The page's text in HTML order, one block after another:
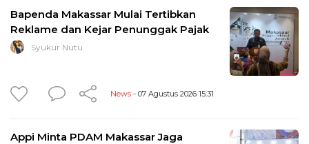
Bapenda Makassar Mulai Tertibkan
Reklame dan Kejar Penunggak Pajak
Syukur Nutu
News - 07 Agustus 2026 15:31
Appi Minta PDAM Makassar Jaga